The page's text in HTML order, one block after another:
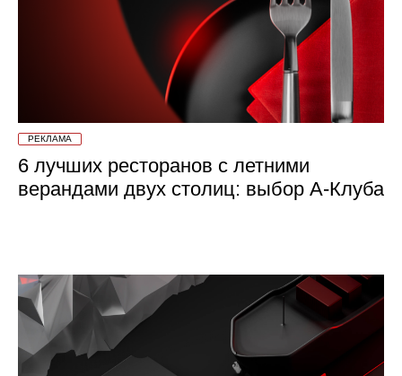
РЕКЛАМА
6 лучших ресторанов с летними
верандами двух столиц: выбор А-Клуба